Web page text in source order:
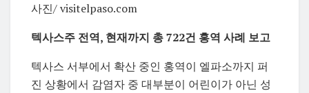
사진/ visitelpaso.com
텍사스주 전역, 현재까지 총 722건 홍역 사례 보고
텍사스 서부에서 확산 중인 홍역이 엘파소까지 퍼
진 상황에서 감염자 중 대부분이 어린이가 아닌 성